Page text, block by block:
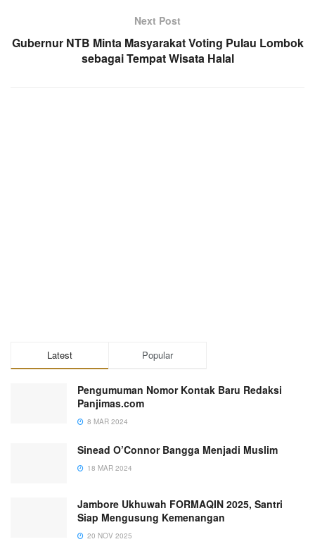
Next Post
Gubernur NTB Minta Masyarakat Voting Pulau Lombok
sebagai Tempat Wisata Halal
Latest Popular
Pengumuman Nomor Kontak Baru Redaksi
Panjimas.com
8 MAR 2024
Sinead O’Connor Bangga Menjadi Muslim
18 MAR 2024
Jambore Ukhuwah FORMAQIN 2025, Santri
Siap Mengusung Kemenangan
20 NOV 2025